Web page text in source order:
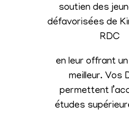
soutien des
défavorisées de
RDC
en leur offrant un
meilleur. Vos
permettent
études